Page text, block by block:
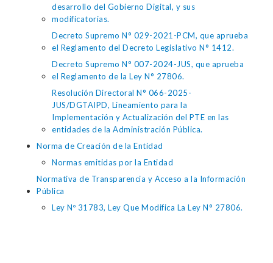
desarrollo del Gobierno Digital, y sus
modificatorias.
Decreto Supremo N° 029-2021-PCM, que aprueba
el Reglamento del Decreto Legislativo N° 1412.
Decreto Supremo N° 007-2024-JUS, que aprueba
el Reglamento de la Ley N° 27806.
Resolución Directoral N° 066-2025-
JUS/DGTAIPD, Lineamiento para la
Implementación y Actualización del PTE en las
entidades de la Administración Pública.
Norma de Creación de la Entidad
Normas emitidas por la Entidad
Normativa de Transparencia y Acceso a la Información
Pública
Ley Nº 31783, Ley Que Modifica La Ley N° 27806.